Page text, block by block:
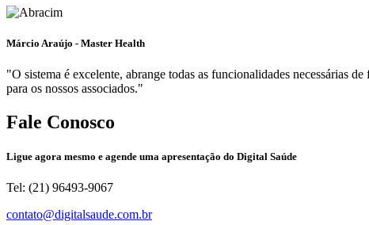
Márcio Araújo - Master Health
"O sistema é excelente, abrange todas as funcionalidades necessárias
para os nossos associados."
Fale Conosco
Ligue agora mesmo e agende uma apresentação do Digital Saúde
Tel: (21) 96493-9067
contato@digitalsaude.com.br